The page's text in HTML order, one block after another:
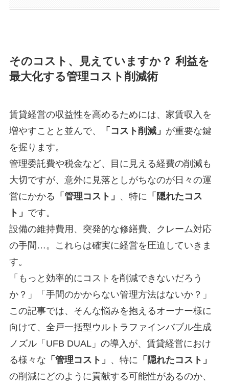
そのコスト、見えていますか？ 利益を
最大化する管理コスト削減術
賃貸経営の収益性を高めるためには、家賃収入を
増やすことと並んで、
「コスト削減」 が重要な鍵
を握ります。
管理委託費や税金など、目に見える経費の削減も
大切ですが、意外に見落としがちなのが日々の運
営にかかる 「管理コスト」 、特に 「隠れたコス
ト」 です。
設備の維持費用、突発的な修繕費、クレーム対応
の手間…。これらは確実に経営を圧迫していきま
す。
「もっと効率的にコストを削減できないだろう
か？」「手間のかからない管理方法はないか？」
この記事では、そんな悩みを抱えるオーナー様に
向けて、全戸一括型ウルトラファインバブル生成
ノズル「UFB DUAL」の導入が、賃貸経営におけ
る様々な 「管理コスト」 、特に 「隠れたコスト」
の削減にどのように貢献する可能性があるのか、